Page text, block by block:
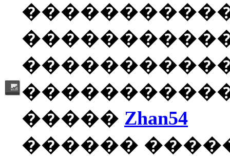
����� Zhan54
������